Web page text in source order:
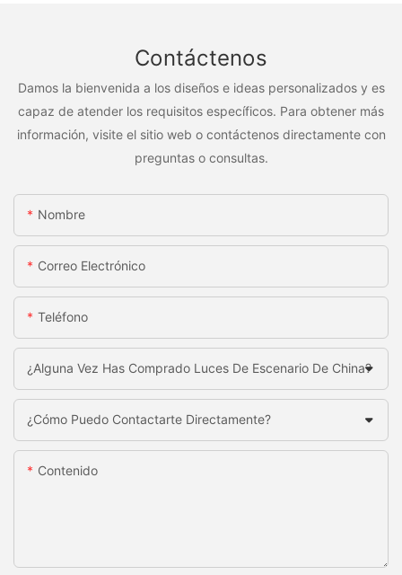
Contáctenos
Damos la bienvenida a los diseños e ideas personalizados y es
capaz de atender los requisitos específicos. Para obtener más
información, visite el sitio web o contáctenos directamente con
preguntas o consultas.
Nombre
Correo Electrónico
Teléfono
¿Alguna Vez Has Comprado Luces De Escenario De China?
¿Cómo Puedo Contactarte Directamente?
Contenido